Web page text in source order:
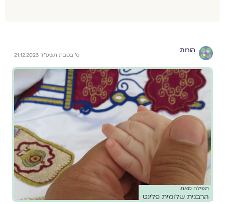
הורות
ט׳ בטבת תשפ״ד 21.12.2023
תפילה מאת
הרבנית שלומית פלינט